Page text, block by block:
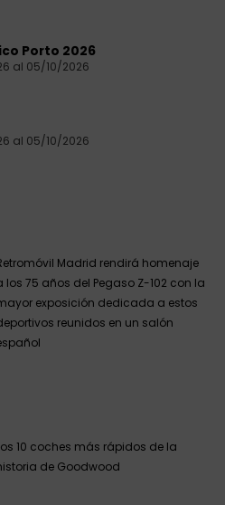
Porto 2026
al 05/10/2026
al 05/10/2026
Madrid rendirá homenaje
los 75 años del Pegaso Z-102 con la
exposición dedicada a estos
reunidos en un salón
10 coches más rápidos de la
de Goodwood